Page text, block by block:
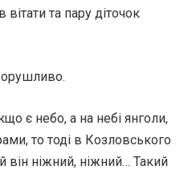
та пару діточок
є небо, а на небі янголи,
то тоді в Козловського
він ніжний, ніжний… Такий